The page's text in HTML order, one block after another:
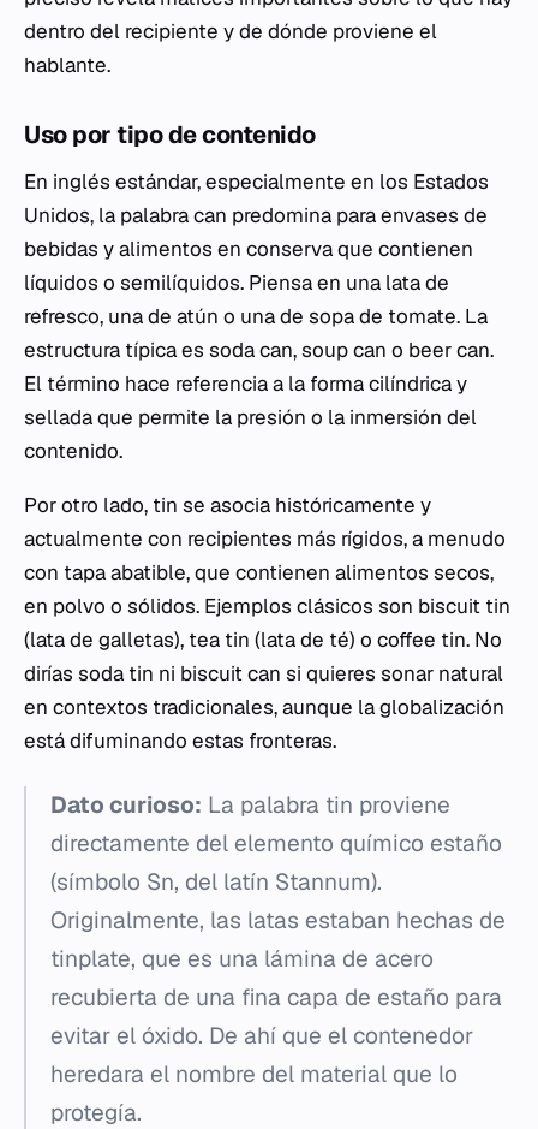
dentro del recipiente y de dónde proviene el
hablante.
Uso por tipo de contenido
En inglés estándar, especialmente en los Estados
Unidos, la palabracan predomina para envases de
bebidas y alimentos en conserva que contienen
líquidos o semilíquidos. Piensa en una lata de
refresco, una de atún o una de sopa de tomate. La
estructura típica es soda can,soup can o beer can.
El término hace referencia a la forma cilíndrica y
sellada que permite la presión o la inmersión del
contenido.
Por otro lado, tin se asocia históricamente y
actualmente con recipientes más rígidos, a menudo
con tapa abatible, que contienen alimentos secos,
en polvo o sólidos. Ejemplos clásicos son biscuit tin
(lata de galletas), tea tin (lata de té) o coffee tin. No
dirías soda tin ni biscuit can si quieres sonar natural
en contextos tradicionales, aunque la globalización
está difuminando estas fronteras.
Dato curioso: La palabra tin proviene
directamente del elemento químico estaño
(símbolo Sn, del latín Stannum).
Originalmente, las latas estaban hechas de
tinplate, que es una lámina de acero
recubierta de una fina capa de estaño para
evitar el óxido. De ahí que el contenedor
heredara el nombre del material que lo
protegía.